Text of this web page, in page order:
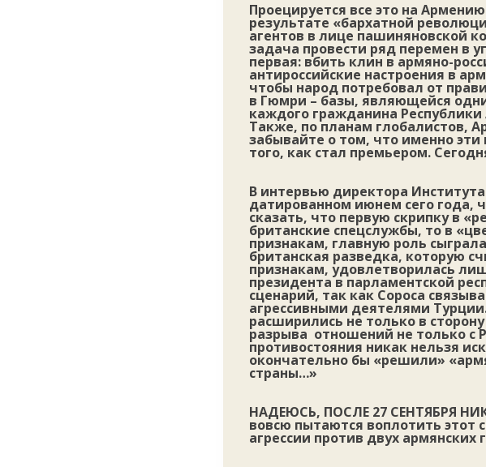
Проецируется все это на
результате «бархатной
агентов в лице пашиняновской
задача провести ряд перемен в
первая: вбить клин в армяно-
антироссийские настроения в
чтобы народ потребовал от
в Гюмри – базы, являющейся
каждого гражданина Республики
Также, по планам глобалистов,
забывайте о том, что именно
того, как стал премьером.
В интервью директора
датированном июнем сего года,
сказать, что первую скрипку в
британские спецслужбы, то в
признакам, главную роль
британская разведка, которую
признакам, удовлетворилась
президента в парламентской
сценарий, так как Сороса
агрессивными деятелями
расширились не только в
разрыва отношений не только с
противостояния никак нельзя
окончательно бы «решили»
страны…»
НАДЕЮСЬ, ПОСЛЕ 27 СЕНТЯБРЯ
вовсю пытаются воплотить этот
агрессии против двух армянских